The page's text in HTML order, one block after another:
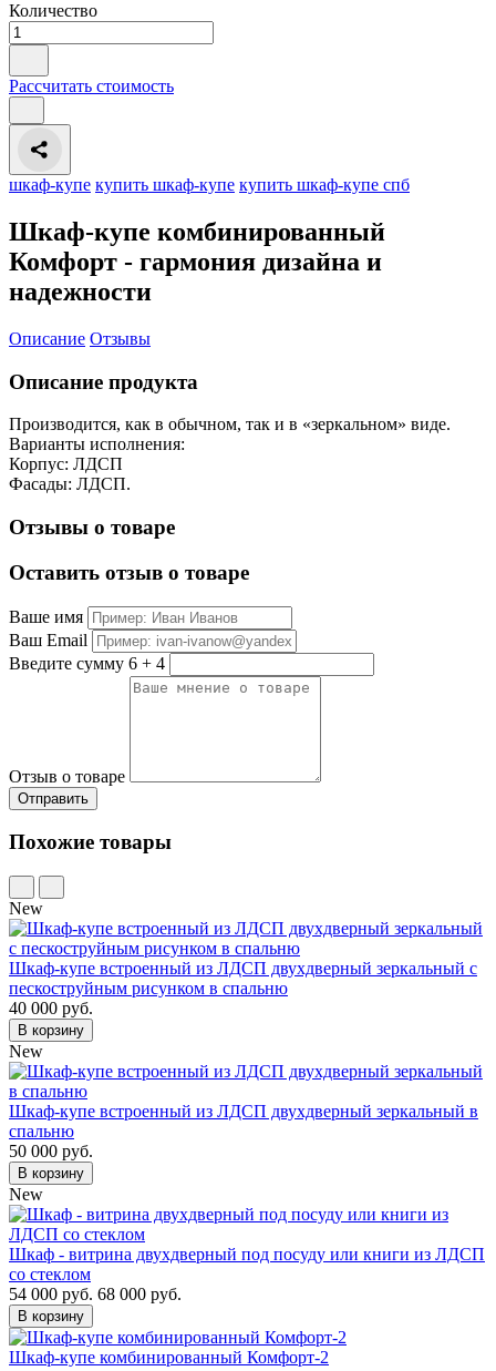
Количество
Рассчитать стоимость
шкаф-купе купить шкаф-купе купить шкаф-купе спб
Шкаф-купе комбинированный
Комфорт - гармония дизайна и
надежности
Описание Отзывы
Описание продукта
Производится, как в обычном, так и в «зеркальном» виде.
Варианты исполнения:
Корпус: ЛДСП
Фасады: ЛДСП.
Отзывы о товаре
Оставить отзыв о товаре
Ваше имя
Ваш Email
Введите сумму 6 + 4
Отзыв о товаре
Похожие товары
New
Шкаф-купе встроенный из ЛДСП двухдверный зеркальный с
пескоструйным рисунком в спальню
40 000 руб.
В корзину
New
Шкаф-купе встроенный из ЛДСП двухдверный зеркальный в
спальню
50 000 руб.
В корзину
New
Шкаф - витрина двухдверный под посуду или книги из ЛДСП
со стеклом
54 000 руб. 68 000 руб.
В корзину
Шкаф-купе комбинированный Комфорт-2